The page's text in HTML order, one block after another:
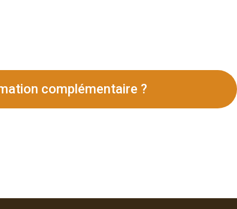
complémentaire ?